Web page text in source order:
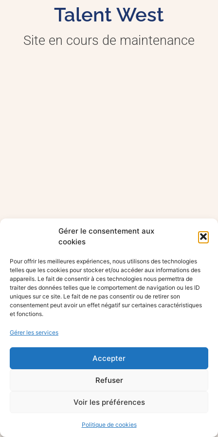
Gérer le consentement aux
cookies
Pour offrir les meilleures expériences, nous utilisons des technologies
telles que les cookies pour stocker et/ou accéder aux informations des
appareils. Le fait de consentir à ces technologies nous permettra de
traiter des données telles que le comportement de navigation ou les ID
uniques sur ce site. Le fait de ne pas consentir ou de retirer son
consentement peut avoir un effet négatif sur certaines caractéristiques
et fonctions.
Gérer les services
Accepter
Refuser
Voir les préférences
Politique de cookies
Talent West
Site en cours de maintenance